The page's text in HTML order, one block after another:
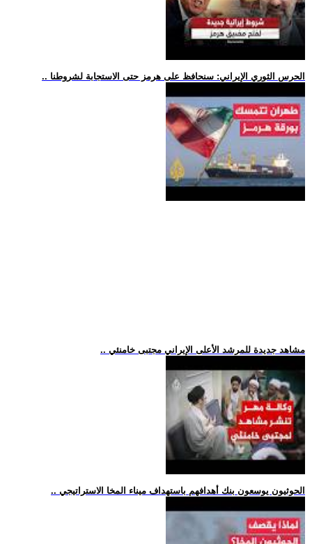
.. الحرس الثوري الإيراني: سنحافظ على هرمز حتى الاستجابة لشروطنا
.. مشاهد جديدة للمرشد الأعلى الإيراني مجتبى خامنئي
.. الحوثيون يوسعون بنك أهدافهم باستهداف ميناء المخا الاستراتيجي